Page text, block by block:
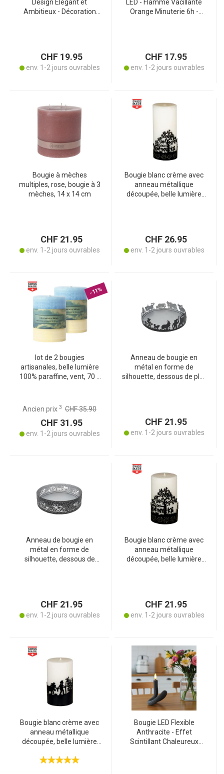
Design Élégant et
Ambitieux - Décoration
CHF 19.95
env. 1-2 jours ouvrables
LED - Flamme Vacillante
Orange Minuterie 6h -
CHF 17.95
env. 1-2 jours ouvrables
Bougie à mèches
multiples, rose, bougie à 3
mèches, 14 x 14 cm
CHF 21.95
env. 1-2 jours ouvrables
Bougie blanc crème avec
anneau métallique
découpée, belle lumière
CHF 26.95
env. 1-2 jours ouvrables
-11%
lot de 2 bougies
artisanales, belle lumière
100% paraffine, vent, 70 x
Ancien prix 3 CHF 35.90
CHF 31.95
env. 1-2 jours ouvrables
Anneau de bougie en
métal en forme de
silhouette, dessous de plat
CHF 21.95
env. 1-2 jours ouvrables
Anneau de bougie en
métal en forme de
silhouette, dessous de
CHF 21.95
env. 1-2 jours ouvrables
Bougie blanc crème avec
anneau métallique
découpée, belle lumière
CHF 21.95
env. 1-2 jours ouvrables
Bougie blanc crème avec
anneau métallique
découpée, belle lumière
70 x 120 m
Bougie LED Flexible
Anthracite - Effet
Scintillant Chaleureux